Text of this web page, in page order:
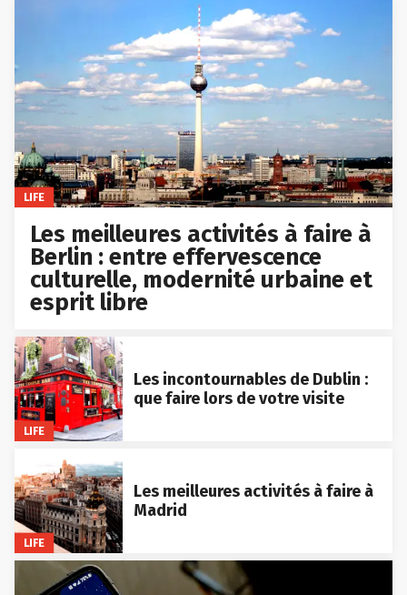
LIFE
Les meilleures activités à faire à
Berlin : entre effervescence
culturelle, modernité urbaine et
esprit libre
LIFE
Les incontournables de Dublin :
que faire lors de votre visite
LIFE
Les meilleures activités à faire à
Madrid